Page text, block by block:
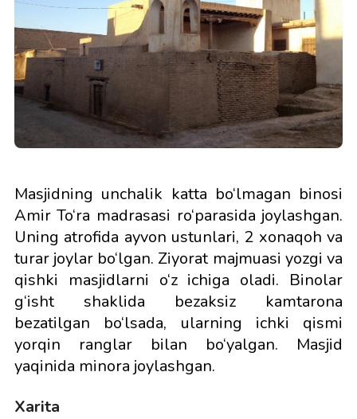
Masjidning unchalik katta bo‘lmagan binosi
Amir To‘ra madrasasi ro‘parasida joylashgan.
Uning atrofida ayvon ustunlari, 2 xonaqoh va
turar joylar bo‘lgan. Ziyorat majmuasi yozgi va
qishki masjidlarni o‘z ichiga oladi. Binolar
g‘isht shaklida bezaksiz kamtarona
bezatilgan bo‘lsada, ularning ichki qismi
yorqin ranglar bilan bo‘yalgan. Masjid
yaqinida minora joylashgan.
Xarita